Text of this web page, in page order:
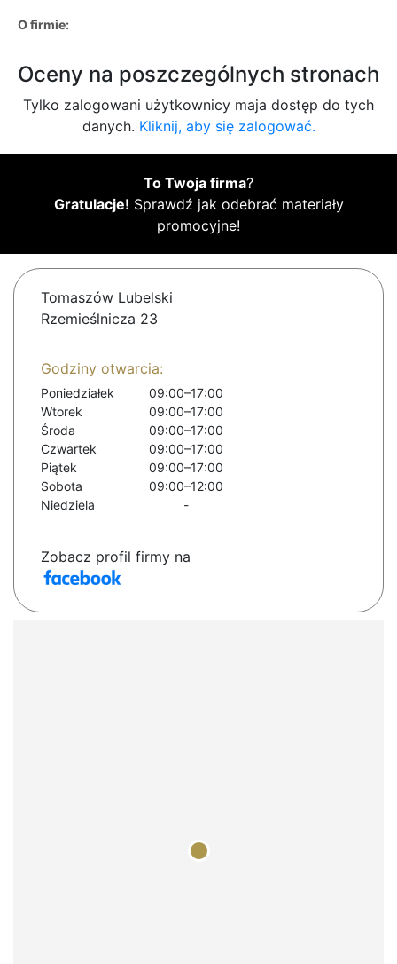
O firmie:
Oceny na poszczególnych stronach
Tylko zalogowani użytkownicy maja dostęp do tych
danych. Kliknij, aby się zalogować.
To Twoja firma?
Gratulacje! Sprawdź jak odebrać materiały
promocyjne!
Tomaszów Lubelski
Rzemieślnicza 23
Godziny otwarcia:
Poniedziałek
09:00–17:00
Wtorek
09:00–17:00
Środa
09:00–17:00
Czwartek
09:00–17:00
Piątek
09:00–17:00
Sobota
09:00–12:00
Niedziela
-
Zobacz profil firmy na